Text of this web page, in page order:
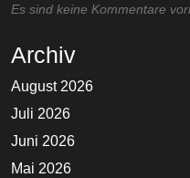
Es sind keine Kommentare
Archiv
August 2026
Juli 2026
Juni 2026
Mai 2026